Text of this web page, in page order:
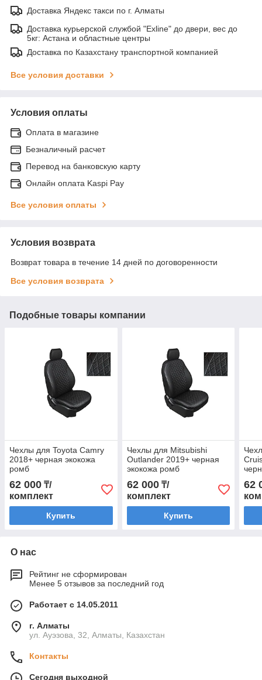
Доставка Яндекс такси по г. Алматы
Доставка курьерской службой "Exline" до двери, вес до
5кг: Астана и областные центры
Доставка по Казахстану транспортной компанией
Все условия доставки
Условия оплаты
Оплата в магазине
Безналичный расчет
Перевод на банковскую карту
Онлайн оплата Kaspi Pay
Все условия оплаты
Условия возврата
Возврат товара в течение 14 дней по договоренности
Все условия возврата
Подобные товары компании
Чехлы для Toyota Camry
2018+ черная экокожа
ромб
62 000 ₸/
комплект
Купить
Чехлы для Mitsubishi
Outlander 2019+ черная
экокожа ромб
62 000₸/
комплект
Купить
62
О нас
Рейтинг не сформирован
Менее 5 отзывов за последний год
Работает с 14.05.2011
г. Алматы
ул. Ауэзова, 32, Алматы, Казахстан
Контакты
Сегодня выходной